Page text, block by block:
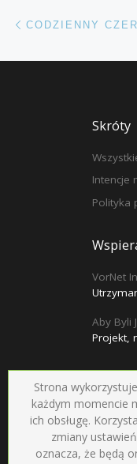
CODZIENNY
Skróty
Intencje
Polityka
VorNet
Aby Byli
Projekt,
Strona
każdym momencie
ich obsługę.
zmiany
oznacza, że będą